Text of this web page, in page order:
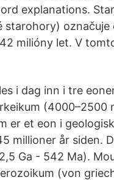
explanations.
označuje
milióny let. V
i dag inn i tre
(4000–2500
er et eon i
millioner år siden.
Ga - 542 Ma).
(von